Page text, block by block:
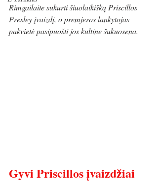
Rimgailaite sukurti šiuolaikišką Priscillos
Presley įvaizdį, o premjeros lankytojas
pakvietė pasipuošti jos kultine šukuosena.
Gyvi Priscillos įvaizdžiai